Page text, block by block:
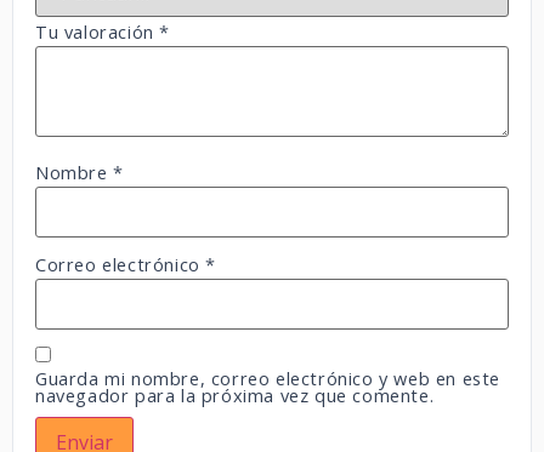
Tu valoración*
Nombre*
Correo electrónico*
Guarda mi nombre, correo electrónico y web en este
navegador para la próxima vez que comente.